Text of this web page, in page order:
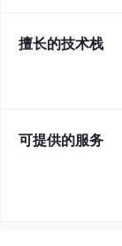
擅长的技术栈
可提供的服务